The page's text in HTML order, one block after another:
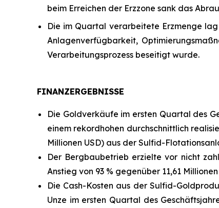
beim Erreichen der Erzzone sank das
Die im Quartal verarbeitete Erzmenge
Anlagenverfügbarkeit,
Verarbeitungsprozess beseitigt wurde.
FINANZERGEBNISSE
Die Goldverkäufe im ersten Quartal des
einem rekordhohen durchschnittlich
Millionen USD) aus der Sulfid-
Der Bergbaubetrieb erzielte vor nicht
Anstieg von 93 % gegenüber 11,61
Die Cash-Kosten aus der Sulfid-
Unze im ersten Quartal des